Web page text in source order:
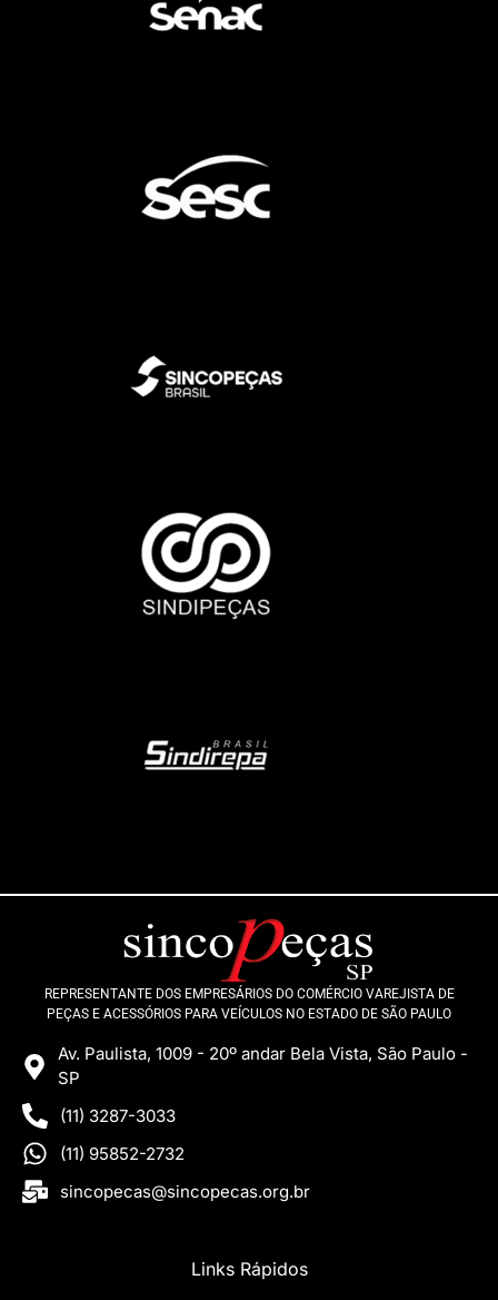
REPRESENTANTE DOS EMPRESÁRIOS DO COMÉRCIO VAREJISTA DE
PEÇAS E ACESSÓRIOS PARA VEÍCULOS NO ESTADO DE SÃO PAULO
Av. Paulista, 1009 - 20º andar Bela Vista, São Paulo -
SP
(11) 3287-3033
(11) 95852-2732
sincopecas@sincopecas.org.br
Links Rápidos